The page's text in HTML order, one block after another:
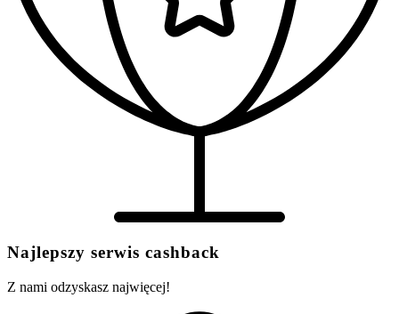
Najlepszy serwis cashback
Z nami odzyskasz najwięcej!